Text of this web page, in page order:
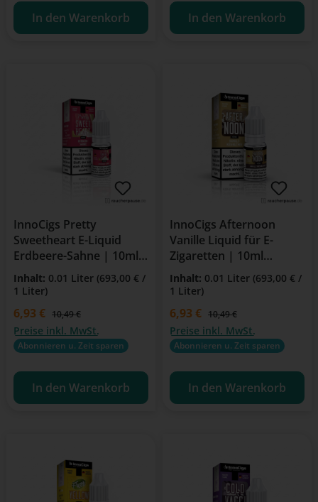
In den Warenkorb In den Warenkorb
InnoCigs Pretty
Sweetheart E-Liquid
Erdbeere-Sahne | 10ml |
18mg Nikotin
Inhalt: 0.01 Liter (693,00 € /
1 Liter)
Verkaufspreis:
6,93 € Regulärer Preis:
10,49 €
Preise inkl. MwSt.
Abonnieren u. Zeit sparen
In den Warenkorb
InnoCigs Afternoon
Vanille Liquid für E-
Zigaretten | 10ml
Flasche | 18mg/ml
Nikotin
Inhalt: 0.01 Liter (693,00 € /
1 Liter)
Verkaufspreis:
6,93 € Regulärer Preis:
10,49 €
Preise inkl. MwSt.
Abonnieren u. Zeit sparen
In den Warenkorb